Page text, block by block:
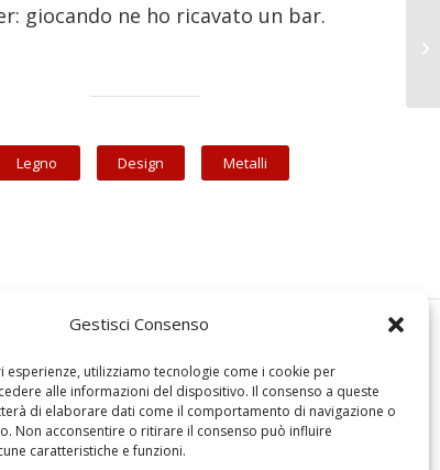
Gestisci Consenso
esperienze, utilizziamo tecnologie come i cookie per
alle informazioni del dispositivo. Il consenso a queste
di elaborare dati come il comportamento di navigazione o
Non acconsentire o ritirare il consenso può influire
caratteristiche e funzioni.
giocando ne ho ricavato un bar.
Legno Design Metalli